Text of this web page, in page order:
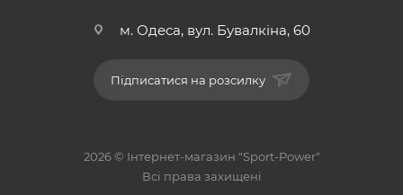
м. Одеса, вул. Бувалкіна, 60
Підписатися на розсилку
2026 © Інтернет-магазин "Sport-Power"
Всі права захищені